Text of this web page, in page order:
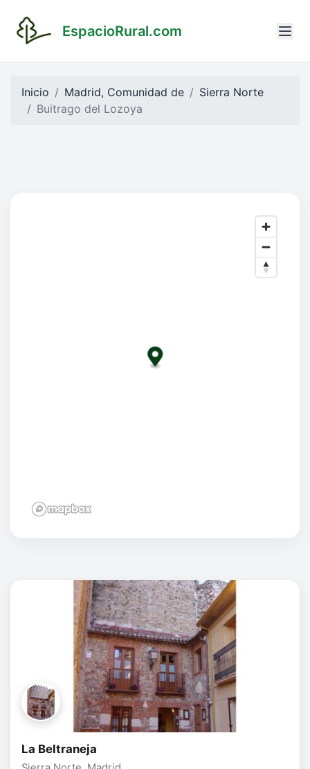
EspacioRural.com
Inicio Madrid, Comunidad de
Sierra Norte
Buitrago del Lozoya
La Beltraneja